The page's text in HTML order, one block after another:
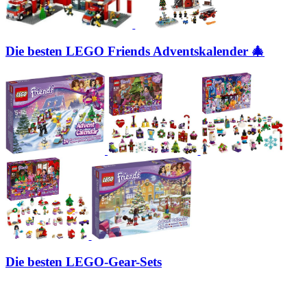
Die besten LEGO Friends Adventskalender 🎄
Die besten LEGO-Gear-Sets